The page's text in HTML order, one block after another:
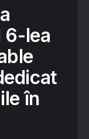
6-lea
în